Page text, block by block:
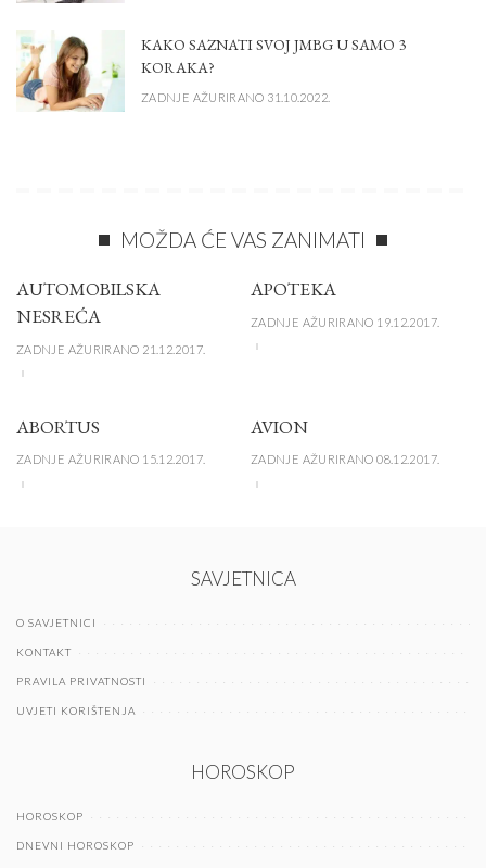
KAKO SAZNATI SVOJ JMBG U SAMO 3
KORAKA?
ZADNJE AŽURIRANO 31.10.2022.
MOŽDA ĆE VAS ZANIMATI
AUTOMOBILSKA
NESREĆA
ZADNJE AŽURIRANO 21.12.2017.
APOTEKA
ZADNJE AŽURIRANO 19.12.2017.
ABORTUS
ZADNJE AŽURIRANO 15.12.2017.
AVION
ZADNJE AŽURIRANO 08.12.2017.
SAVJETNICA
O SAVJETNICI
KONTAKT
PRAVILA PRIVATNOSTI
UVJETI KORIŠTENJA
HOROSKOP
HOROSKOP
DNEVNI HOROSKOP